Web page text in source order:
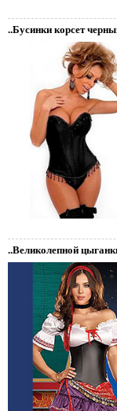
..Бусинки корсет
..Великолепной